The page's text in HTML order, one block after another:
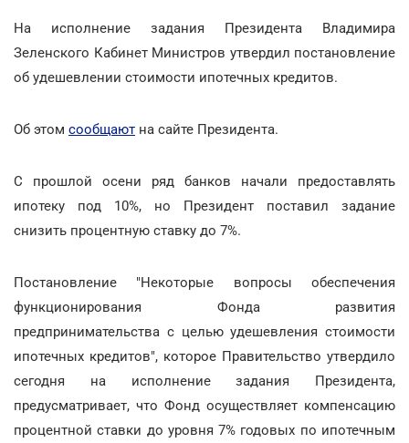
На исполнение задания Президента Владимира
Зеленского Кабинет Министров утвердил постановление
об удешевлении стоимости ипотечных кредитов.
Об этом сообщают на сайте Президента.
С прошлой осени ряд банков начали предоставлять
ипотеку под 10%, но Президент поставил задание
снизить процентную ставку до 7%.
Постановление "Некоторые вопросы обеспечения
функционирования Фонда развития
предпринимательства с целью удешевления стоимости
ипотечных кредитов", которое Правительство утвердило
сегодня на исполнение задания Президента,
предусматривает, что Фонд осуществляет компенсацию
процентной ставки до уровня 7% годовых по ипотечным